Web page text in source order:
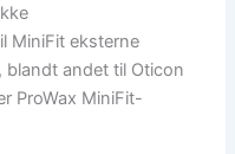
MiniFit eksterne
blandt andet til Oticon
ProWax MiniFit-